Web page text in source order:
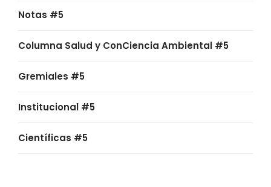
Notas #5
Columna Salud y ConCiencia Ambiental #5
Gremiales #5
Institucional #5
Científicas #5